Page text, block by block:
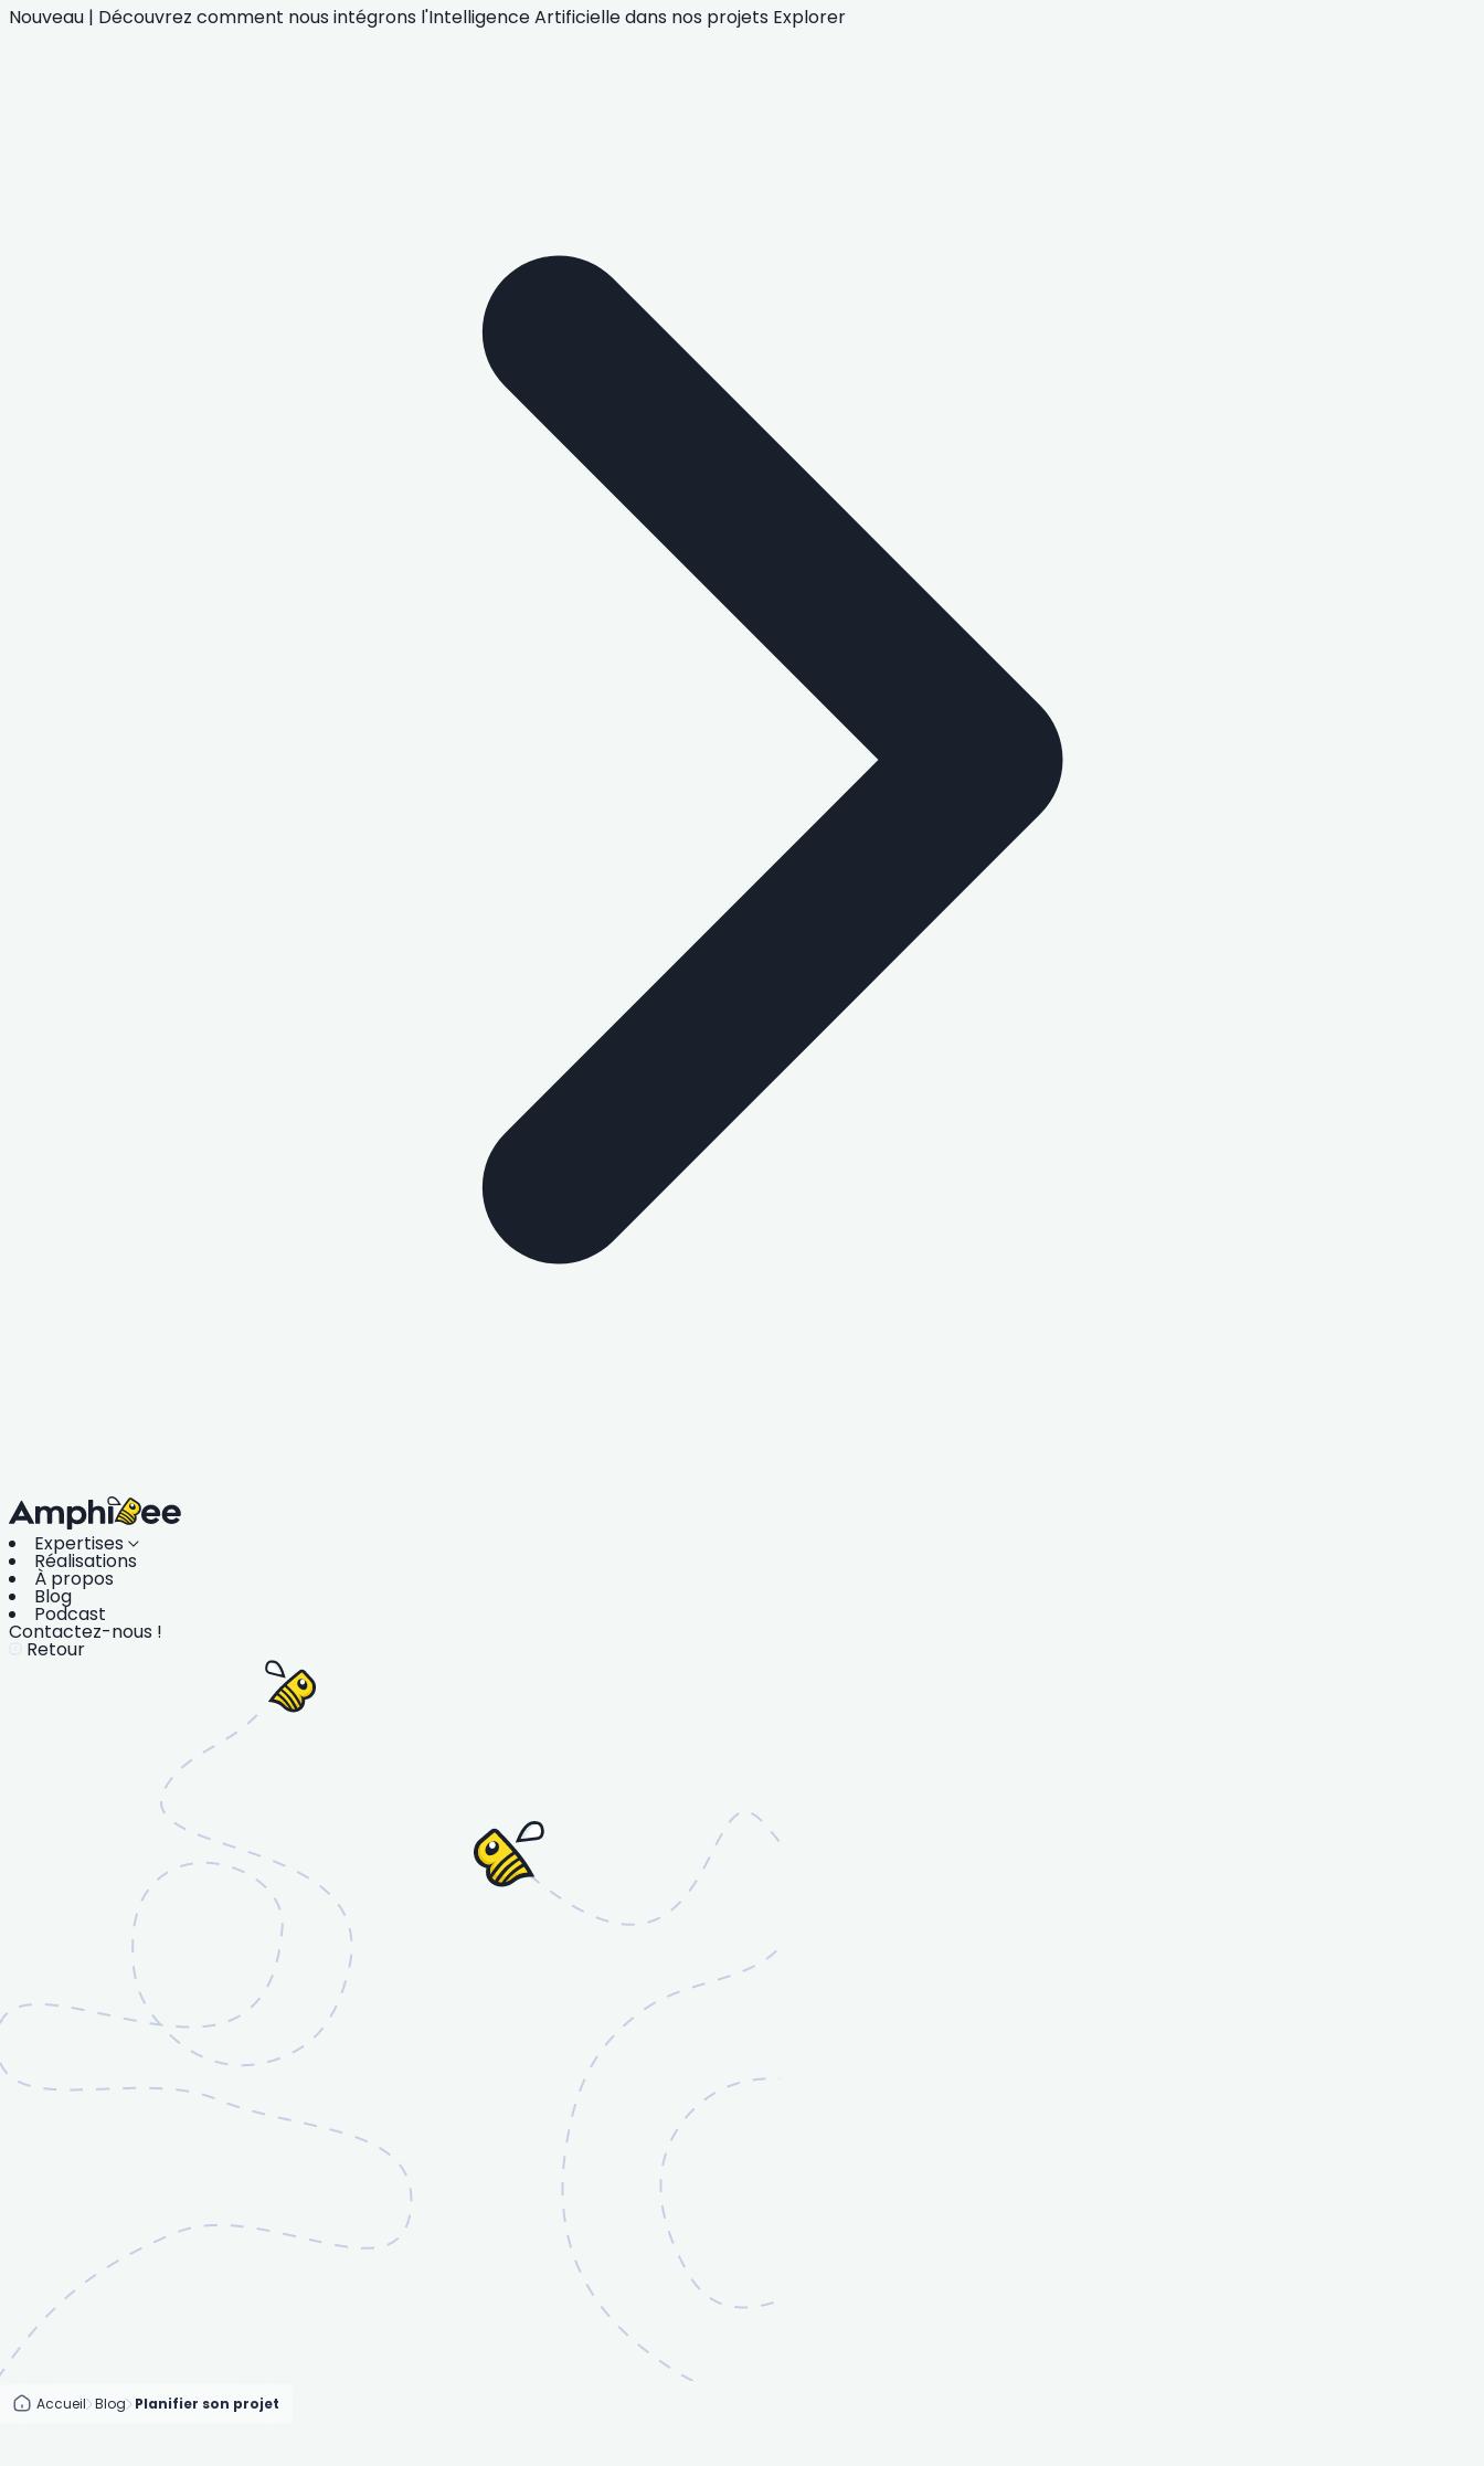
Nouveau | Découvrez comment nous intégrons l'Intelligence Artificielledans nos projets Explorer
Expertises
Réalisations
À propos
Blog
Podcast
Contactez-nous !
Retour
Accueil Blog Planifier son projet